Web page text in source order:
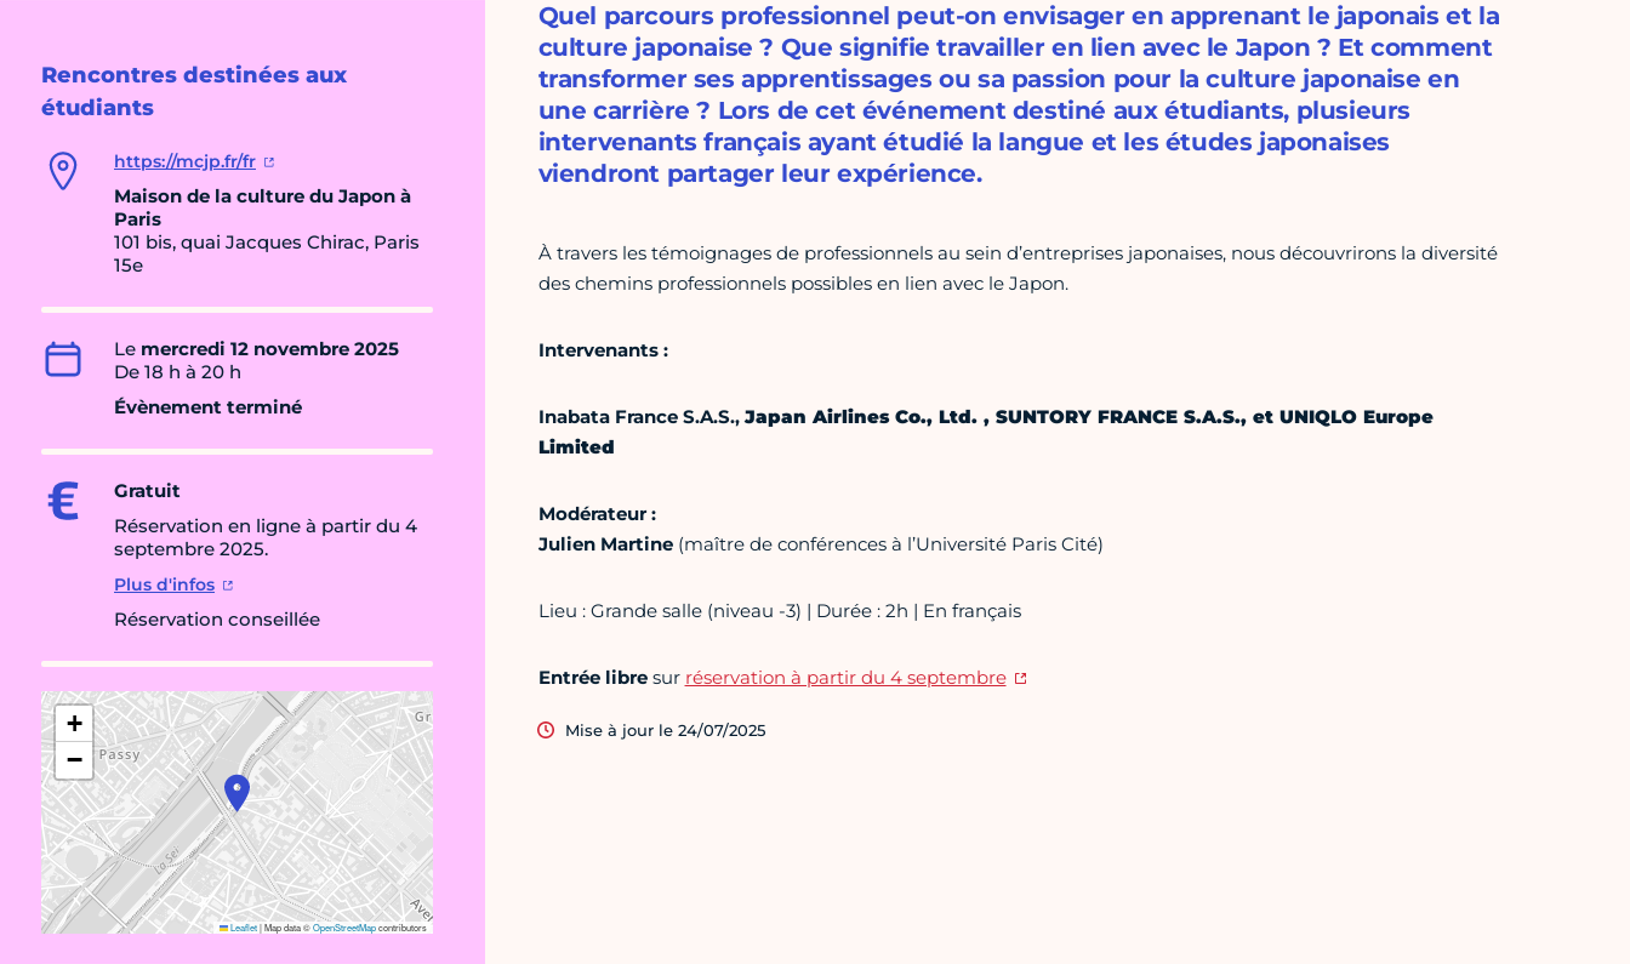
Rencontres destinées aux
étudiants
https://mcjp.fr/fr
Maison de la culture du Japon à
Paris
101 bis, quai Jacques Chirac, Paris
15e
Le mercredi 12 novembre 2025
De 18 h à 20 h
Évènement terminé
Gratuit
Réservation en ligne à partir du 4
septembre 2025.
Plus d'infos
Réservation conseillée
+
−
Leaflet|Map data ©OpenStreetMapcontributors
Quel parcours professionnel peut-on envisager en apprenant le japonais et la
culture japonaise ? Que signifie travailler en lien avec le Japon ? Et comment
transformer ses apprentissages ou sa passion pour la culture japonaise en
une carrière ? Lors de cet événement destiné aux étudiants, plusieurs
intervenants français ayant étudié la langue et les études japonaises
viendront partager leur expérience.
À travers les témoignages de professionnels au sein d’entreprises japonaises, nous découvrirons la diversité
des chemins professionnels possibles en lien avec le Japon.
Intervenants :
Inabata France S.A.S.,Japan Airlines Co., Ltd. , SUNTORY FRANCE S.A.S., et UNIQLO Europe
Limited
Modérateur :
Julien Martine (maître de conférences à l’Université Paris Cité)
Lieu : Grande salle (niveau -3) | Durée : 2h | En français
Entrée libre sur réservation à partir du 4 septembre
Mise à jour le 24/07/2025